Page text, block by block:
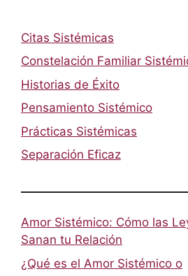
Citas Sistémicas
Constelación Familiar
Historias de Éxito
Pensamiento Sistémico
Prácticas Sistémicas
Separación Eficaz
Amor Sistémico: Cómo las
Sanan tu Relación
¿Qué es el Amor Sistémico o